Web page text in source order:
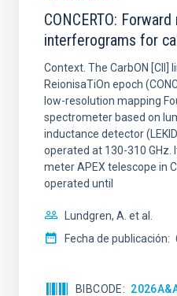
CONCERTO:
interferograms for
Context. The CarbON [CII]
ReionisaTiOn epoch
low-resolution mapping
spectrometer based on
inductance detector
operated at 130-310 GHz.
meter APEX telescope in
operated until
Lundgren, A. et al.
Fecha de publicación:
BIBCODE